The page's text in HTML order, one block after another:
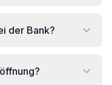
der Bank?